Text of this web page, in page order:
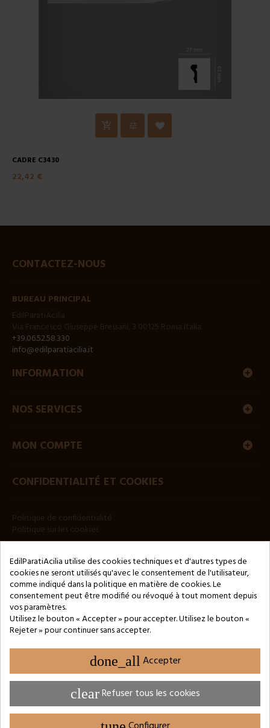
CADRE C3430
22,42 €
CONTACTEZ-NOUS
BUREAU PRINCIPAL
+39.06.52.58.330
info@edilparatiacilia.it
INFORMATION
NOS SERVICES
MON COMPTE
CONFIDENTIALITÉ ET COOKIES
Copyright © 2024 by 3Enne s.r.l.s. P.IVA/C.F.: 13466181008
Numéro d'enregistrement REA : RM-1449325 - Registre du
Commerce de Rome
Website Developed by M.Borzacchini - TestSide
EdilParatiAcilia utilise des cookies techniques et d'autres types de
cookies ne seront utilisés qu'avec le consentement de l'utilisateur,
comme indiqué dans la politique en matière de cookies. Le
consentement peut être modifié ou révoqué à tout moment depuis
vos paramètres.
Utilisez le bouton « Accepter » pour accepter. Utilisez le bouton «
Rejeter » pour continuer sans accepter.
done_all Accepter
clearRefuser tous les cookies